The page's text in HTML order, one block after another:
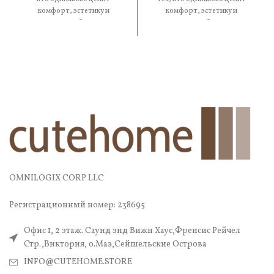
комфорт, эстетику и
практичность. В составе —
комфорт, эстетику и
практичность. В составе —
OMNILOGIX CORP LLC
Регистрационный номер: 238695
Офис 1, 2 этаж. Саунд энд Вижн Хаус,Френсис Рейчел
Стр.,Виктория, о.Маэ,Сейшельские Острова
INFO@CUTEHOME.STORE